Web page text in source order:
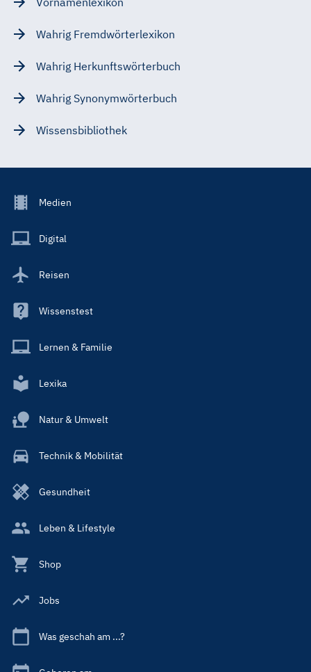
Wahrig Fremdwörterlexikon
Wahrig Herkunftswörterbuch
Wahrig Synonymwörterbuch
Wissensbibliothek
Footer
Main
Medien
Digital
Reisen
Wissenstest
Lernen & Familie
Lexika
Natur & Umwelt
Technik & Mobilität
Gesundheit
Leben & Lifestyle
Shop
Jobs
Was geschah am ...?